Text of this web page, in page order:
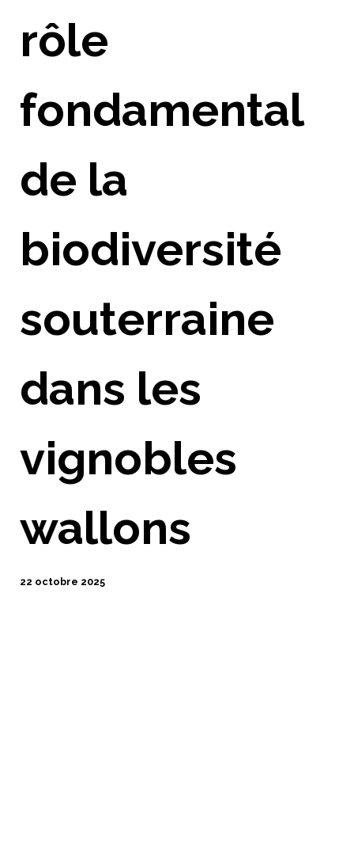
rôle
fondamental
de la
biodiversité
souterraine
dans les
vignobles
wallons
22 octobre 2025